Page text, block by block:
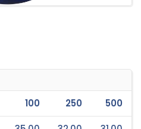
100 250 500